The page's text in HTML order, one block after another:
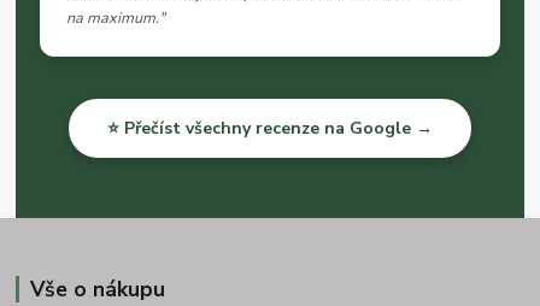
na maximum."
⭐ Přečíst všechny recenze na Google →
Vše o nákupu